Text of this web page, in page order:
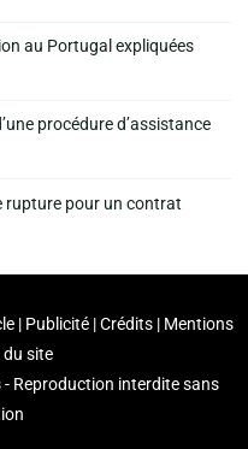
au Portugal expliquées
procédure d’assistance
rupture pour un contrat
| Publicité | Crédits | Mentions
du site
Reproduction interdite sans